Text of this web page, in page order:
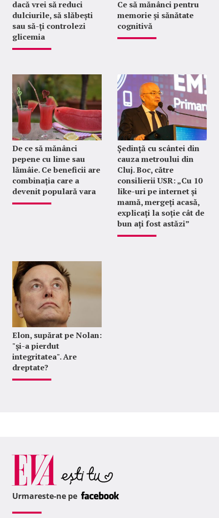
dacă vrei să reduci
dulciurile, să slăbești
sau să-ți controlezi
glicemia
Ce să mănânci pentru
memorie și sănătate
cognitivă
De ce să mănânci
pepene cu lime sau
lămâie. Ce beneficii are
combinația care a
devenit populară vara
Ședință cu scântei din
cauza metroului din
Cluj. Boc, către
consilierii USR: „Cu 10
like-uri pe internet și
mamă, mergeți acasă,
explicați la soție cât de
bun ați fost astăzi”
Elon, supărat pe Nolan:
"şi-a pierdut
integritatea". Are
dreptate?
Urmareste-ne pe